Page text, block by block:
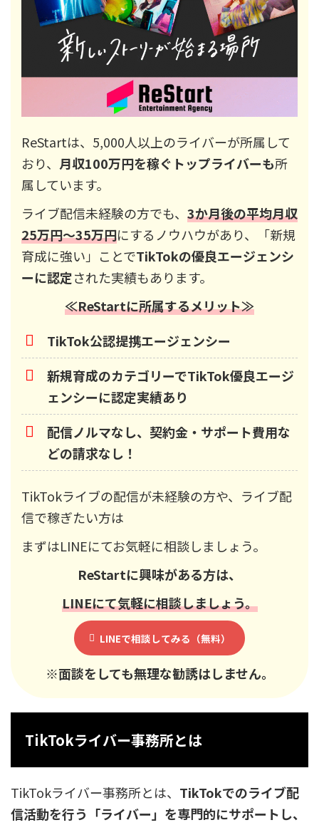
ReStartは、5,000人以上のライバーが所属して
おり、 月収100万円を稼ぐトップライバーも所
属しています。
ライブ配信未経験の方でも、 3か月後の平均月収
25万円～35万円にするノウハウがあり、「新規
育成に強い」ことでTikTokの優良エージェンシ
ーに認定された実績もあります。
≪ReStartに所属するメリット≫
TikTok公認提携エージェンシー
新規育成のカテゴリーでTikTok優良エージ
ェンシーに認定実績あり
配信ノルマなし、契約金・サポート費用な
どの請求なし！
TikTokライブの配信が未経験の方や、ライブ配
信で稼ぎたい方は
まずはLINEにてお気軽に相談しましょう。
ReStartに興味がある方は、
LINEにて気軽に相談しましょう。
LINEで相談してみる（無料）
※面談をしても無理な勧誘はしません。
TikTokライバー事務所とは
TikTokライバー事務所とは、 TikTokでのライブ配
信活動を行う「ライバー」を専門的にサポートし、